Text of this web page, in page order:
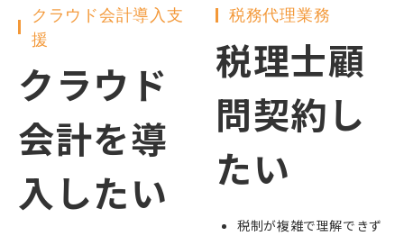
クラウド会計導入支
援
クラウド
会計を導
入したい
税務代理業務
税理士顧
問契約し
たい
税制が複雑で理解できず